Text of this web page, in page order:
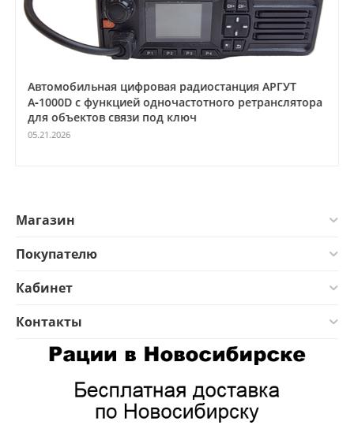
Автомобильная цифровая радиостанция АРГУТ
А‑1000D с функцией одночастотного ретранслятора
для объектов связи под ключ
05.21.2026
Магазин
Покупателю
Кабинет
Контакты